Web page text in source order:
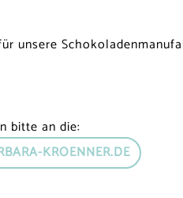
unsere
bitte an die:
KROENNER.DE